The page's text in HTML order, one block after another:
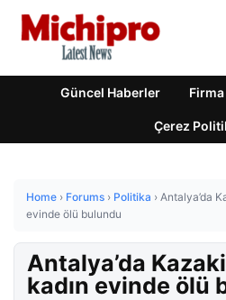
Güncel Haberler
Çerez
Home › Forums › Politika › Antalya’da
evinde ölü bulundu
Antalya’da
kadın evinde ölü